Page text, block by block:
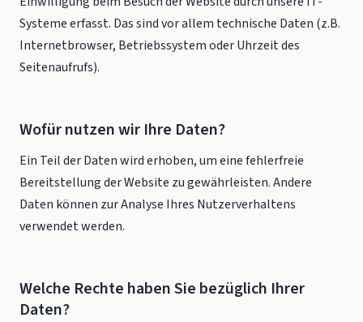
Systeme erfasst. Das sind vor allem technische Daten (z.B.
Internetbrowser, Betriebssystem oder Uhrzeit des
Seitenaufrufs).
Wofür nutzen wir Ihre Daten?
Ein Teil der Daten wird erhoben, um eine fehlerfreie
Bereitstellung der Website zu gewährleisten. Andere
Daten können zur Analyse Ihres Nutzerverhaltens
verwendet werden.
Welche Rechte haben Sie bezüglich Ihrer
Daten?